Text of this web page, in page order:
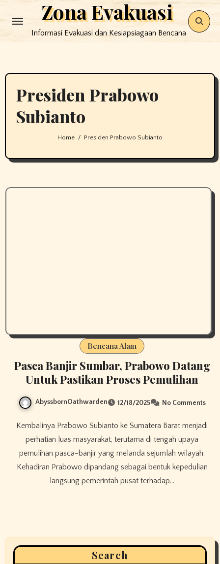
to
Zona Evakuasi
Informasi Evakuasi dan Kesiapsiagaan Bencana
Presiden Prabowo
Subianto
Home Presiden Prabowo Subianto
Bencana Alam
Pasca Banjir Sumbar, Prabowo Datang
Untuk Pastikan Proses Pemulihan
AbyssbornOathwarden 12/18/2025 No Comments
Kembalinya Prabowo Subianto ke Sumatera Barat menjadi
perhatian luas masyarakat, terutama di tengah upaya
pemulihan pasca-banjir yang melanda sejumlah wilayah.
Kehadiran Prabowo dipandang sebagai bentuk kepedulian
langsung pemerintah pusat terhadap…
Search